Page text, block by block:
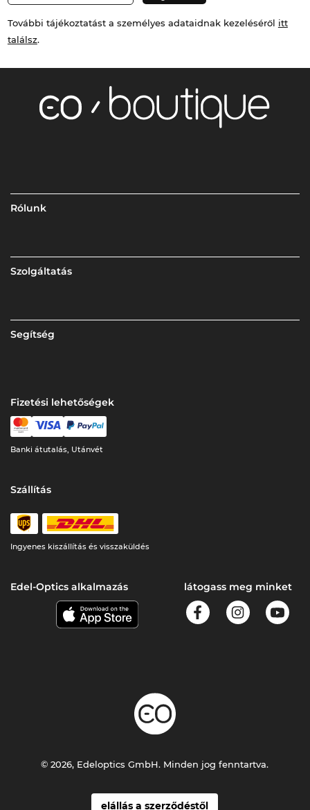
További tájékoztatást a személyes adataidnak kezeléséről itt
találsz.
Rólunk
Szolgáltatás
Segítség
Fizetési lehetőségek
Banki átutalás, Utánvét
Szállítás
Ingyenes kiszállítás és visszaküldés
Edel-Optics alkalmazás látogass meg minket
elállás a szerződéstől
© 2026, Edeloptics GmbH. Minden jog fenntartva.